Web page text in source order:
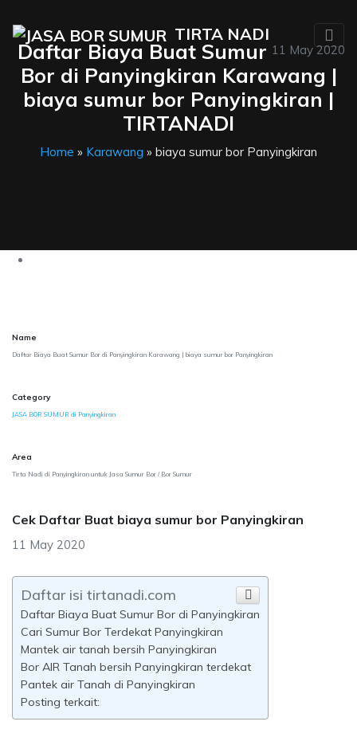
TIRTA NADI
11 May 2020
Daftar Biaya Buat Sumur
Bor di Panyingkiran Karawang |
biaya sumur bor Panyingkiran |
TIRTANADI
Home » Karawang » biaya sumur bor Panyingkiran
Name
Daftar Biaya Buat Sumur Bor di Panyingkiran Karawang | biaya sumur bor Panyingkiran
Category
JASA BOR SUMUR di Panyingkiran
Area
Tirta Nadi di Panyingkiran untuk Jasa Sumur Bor / Bor Sumur
Cek Daftar Buat biaya sumur bor Panyingkiran
11 May 2020
Daftar isi tirtanadi.com
Daftar Biaya Buat Sumur Bor di Panyingkiran
Cari Sumur Bor Terdekat Panyingkiran
Mantek air tanah bersih Panyingkiran
Bor AIR Tanah bersih Panyingkiran terdekat
Pantek air Tanah di Panyingkiran
Posting terkait: